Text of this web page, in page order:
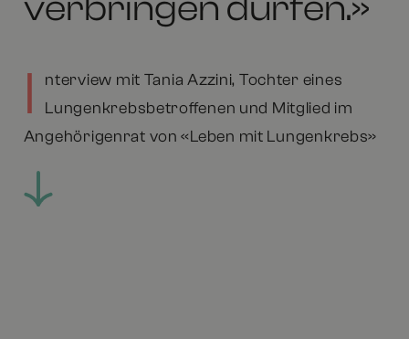
I
nterview mit Tania Azzini, Tochter eines
Lungenkrebsbetroffenen und Mitglied im
Angehörigenrat von «Leben mit Lungenkrebs»